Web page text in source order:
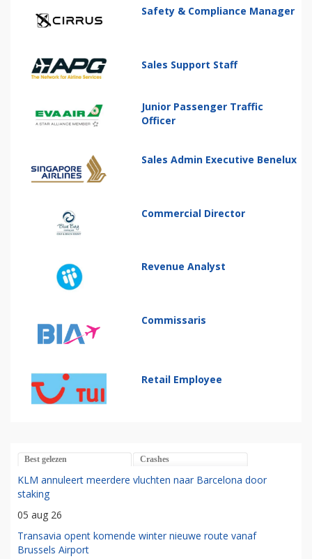
Safety & Compliance Manager
Sales Support Staff
Junior Passenger Traffic
Officer
Sales Admin Executive Benelux
Commercial Director
Revenue Analyst
Commissaris
Retail Employee
Best gelezen Crashes
KLM annuleert meerdere vluchten naar Barcelona door
staking
05 aug 26
Transavia opent komende winter nieuwe route vanaf
Brussels Airport